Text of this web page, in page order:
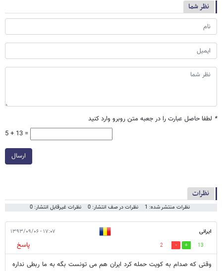
نظر شما
* لطفا حاصل عبارت را در جعبه متن روبرو وارد کنید
5 + 13 =
ارسال
نظرات
نظرات منتشر شده: 1 نظرات در صف انتشار: 0 نظرات غیرقابل انتشار: 0
ایرانی ۱۷:۰۷ - ۱۳۹۳/۰۹/۰۶
13
2
پاسخ
وقتی که صدام به کویت حمله کرد ایران هم می تونست بگه به ما ربطی نداره